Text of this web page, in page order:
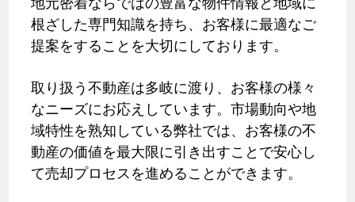
根ざした専門知識を持ち、お客様に最適なご
提案をすることを大切にしております。
取り扱う不動産は多岐に渡り、お客様の様々
なニーズにお応えしています。市場動向や地
域特性を熟知している弊社では、お客様の不
動産の価値を最大限に引き出すことで安心し
て売却プロセスを進めることができます。